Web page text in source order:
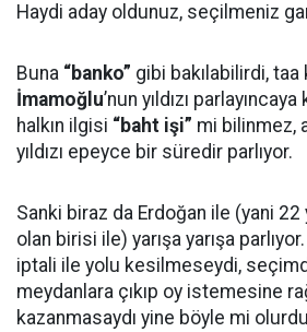
Haydi aday oldunuz, seçilmeniz
Buna “banko” gibi bakılabilirdi, taa
İmamoğlu’nun yıldızı
halkın ilgisi “baht işi” mi bilinmez,
yıldızı epeyce bir süredir parlıyor.
Sanki biraz da Erdoğan ile (yani 22
olan birisi ile) yarışa yarışa
iptali ile yolu kesilmeseydi,
meydanlara çıkıp oy istemesine
kazanmasaydı yine böyle mi